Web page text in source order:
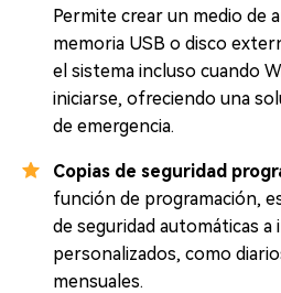
Permite crear un medio de
memoria USB o disco
el sistema incluso cuando
iniciarse, ofreciendo una
de emergencia.
Copias de seguridad
función de programación,
de seguridad automáticas a
personalizados, como
mensuales.